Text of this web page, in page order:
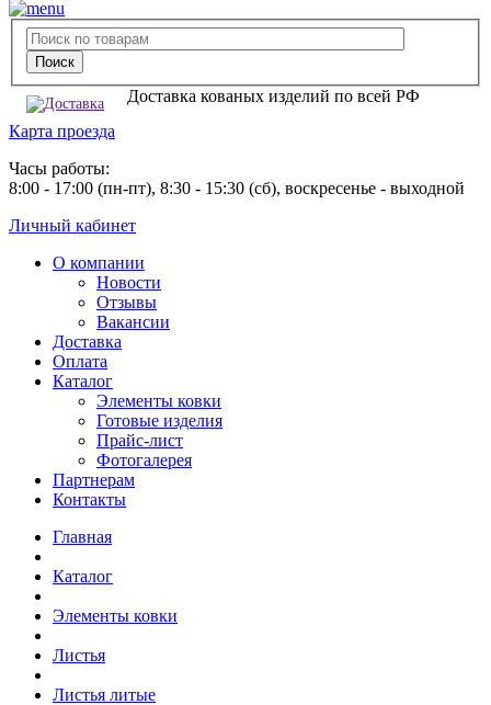
Доставка кованых изделий по всей РФ
Карта проезда
Часы работы:
8:00 - 17:00 (пн-пт), 8:30 - 15:30 (сб), воскресенье - выходной
Личный кабинет
О компании
Новости
Отзывы
Вакансии
Доставка
Оплата
Каталог
Элементы ковки
Готовые изделия
Прайс-лист
Фотогалерея
Партнерам
Контакты
Главная
Каталог
Элементы ковки
Листья
Листья литые